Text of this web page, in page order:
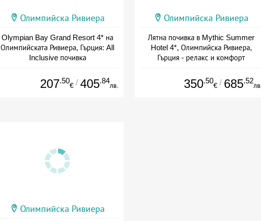
Олимпийска Ривиера
Olympian Bay Grand Resort 4* на
Олимпийската Ривиера, Гърция: All
Inclusive почивка
207.50
€ / 405.84
лв.
Олимпийска Ривиера
Лятна почивка в Mythic Summer
Hotel 4*, Олимпийска Ривиера,
Гърция - релакс и комфорт
350.50
€ / 685.52
лв.
Олимпийска Ривиера